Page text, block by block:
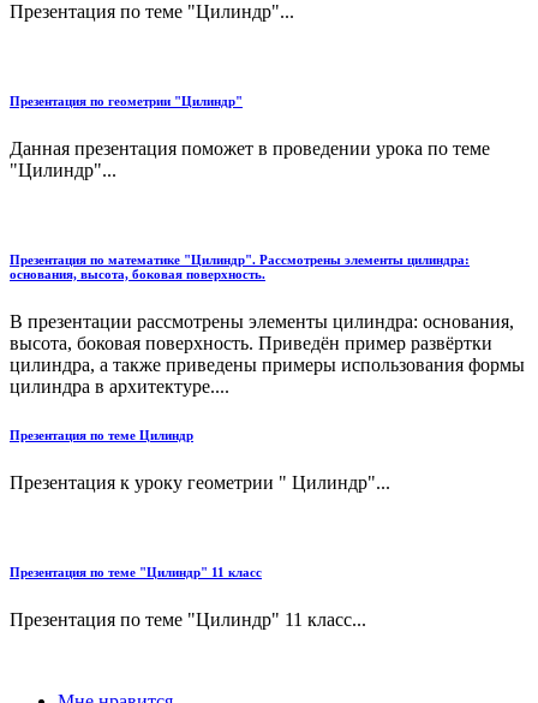
Презентация по теме "Цилиндр"...
Презентация по геометрии "Цилиндр"
Данная презентация поможет в проведении урока по теме
"Цилиндр"...
Презентация по математике "Цилиндр". Рассмотрены элементы цилиндра:
основания, высота, боковая поверхность.
В презентации рассмотрены элементы цилиндра: основания,
высота, боковая поверхность. Приведён пример развёртки
цилиндра, а также приведены примеры использования формы
цилиндра в архитектуре....
Презентация по теме Цилиндр
Презентация к уроку геометрии " Цилиндр"...
Презентация по теме "Цилиндр" 11 класс
Презентация по теме "Цилиндр" 11 класс...